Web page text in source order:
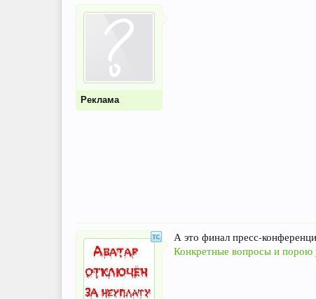
Реклама
А это финал пресс-
Конкретные вопросы и порою